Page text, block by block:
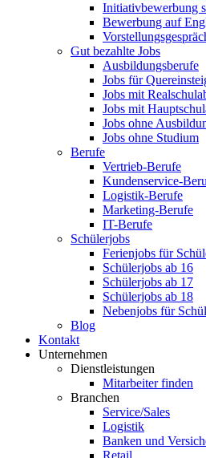
Initiativbewerbung
Bewerbung auf
Gut bezahlte Jobs
Ausbildungsberufe
Jobs für
Jobs mit
Jobs mit
Jobs ohne
Jobs ohne Studium
Berufe
Vertrieb-Berufe
Kundenservice-
Logistik-Berufe
Marketing-Berufe
IT-Berufe
Schülerjobs
Ferienjobs für
Schülerjobs ab 16
Schülerjobs ab 17
Schülerjobs ab 18
Nebenjobs für
Blog
Kontakt
Unternehmen
Dienstleistungen
Mitarbeiter finden
Branchen
Service/Sales
Logistik
Banken und
Retail